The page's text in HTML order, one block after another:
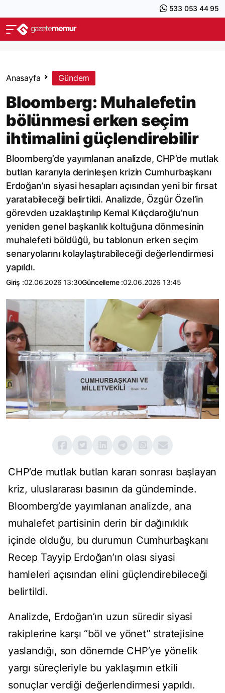
533 053 44 95
Anasayfa Gündem
Bloomberg: Muhalefetin
bölünmesi erken seçim
ihtimalini güçlendirebilir
Bloomberg’de yayımlanan analizde, CHP’de mutlak
butlan kararıyla derinleşen krizin Cumhurbaşkanı
Erdoğan’ın siyasi hesapları açısından yeni bir fırsat
yaratabileceği belirtildi. Analizde, Özgür Özel’in
görevden uzaklaştırılıp Kemal Kılıçdaroğlu’nun
yeniden genel başkanlık koltuğuna dönmesinin
muhalefeti böldüğü, bu tablonun erken seçim
senaryolarını kolaylaştırabileceği değerlendirmesi
yapıldı.
Giriş :02.06.2026 13:30Güncelleme :02.06.2026 13:45
CHP’de mutlak butlan kararı sonrası başlayan
kriz, uluslararası basının da gündeminde.
Bloomberg’de yayımlanan analizde, ana
muhalefet partisinin derin bir dağınıklık
içinde olduğu, bu durumun Cumhurbaşkanı
Recep Tayyip Erdoğan’ın olası siyasi
hamleleri açısından elini güçlendirebileceği
belirtildi.
Analizde, Erdoğan’ın uzun süredir siyasi
rakiplerine karşı “böl ve yönet” stratejisine
yaslandığı, son dönemde CHP’ye yönelik
yargı süreçleriyle bu yaklaşımın etkili
sonuçlar verdiği değerlendirmesi yapıldı.